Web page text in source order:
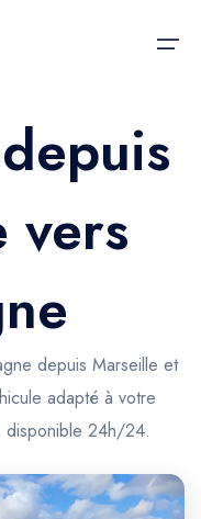
vers
depuis Marseille et
adapté à votre
disponible 24h/24.